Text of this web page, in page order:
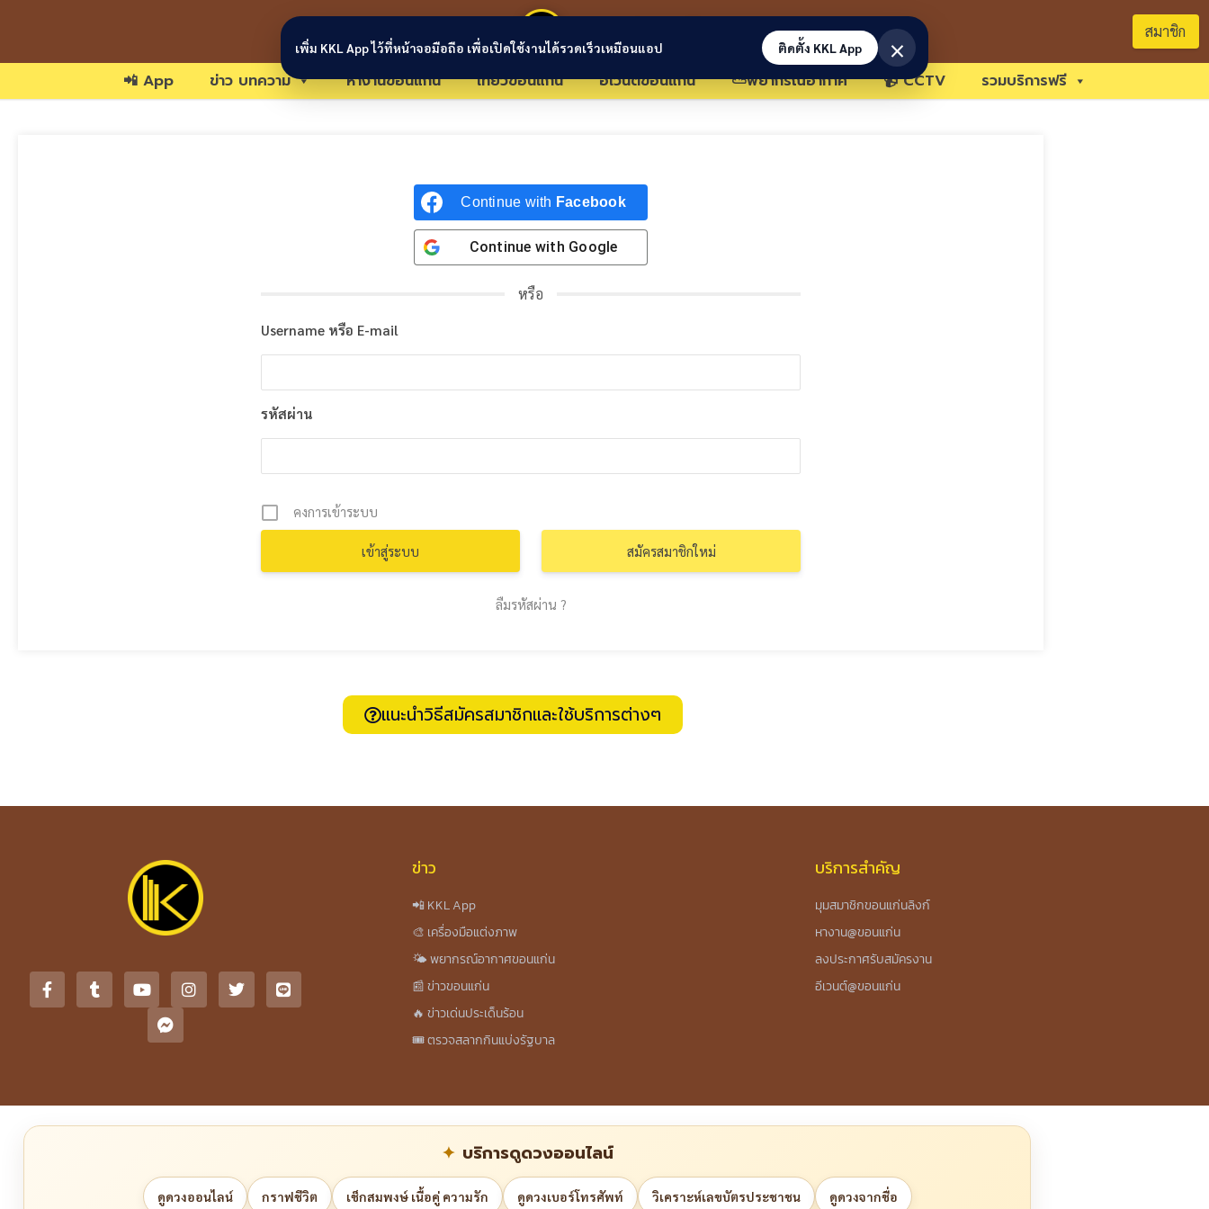
สมาชิก
📲 App ข่าว บทความ หางานขอนแก่น เที่ยวขอนแก่น อีเว้นต์ขอนแก่น ⛅พยากรณ์อากาศ 📹 CCTV รวมบริการฟรี
Continue with Facebook
Continue with Google
หรือ
Username หรือ E-mail
รหัสผ่าน
คงการเข้าระบบ
สมัครสมาชิกใหม่
ลืมรหัสผ่าน ?
แนะนำวิธีสมัครสมาชิกและใช้บริการต่างๆ
ข่าว
📲 KKL App
🎨 เครื่องมือแต่งภาพ
🌤️ พยากรณ์อากาศขอนแก่น
📰 ข่าวขอนแก่น
🔥 ข่าวเด่นประเด็นร้อน
🎟️ ตรวจสลากกินแบ่งรัฐบาล
บริการสำคัญ
มุมสมาชิกขอนแก่นลิงก์
หางาน@ขอนแก่น
ลงประกาศรับสมัครงาน
อีเวนต์@ขอนแก่น
บริการดูดวงออนไลน์
ดูดวงออนไลน์ กราฟชีวิต เช็กสมพงษ์ เนื้อคู่ ความรัก ดูดวงเบอร์โทรศัพท์ วิเคราะห์เลขบัตรประชาชน ดูดวงจากชื่อ
เพิ่ม KKL App ไว้ที่หน้าจอมือถือ เพื่อเปิดใช้งานได้รวดเร็วเหมือนแอป ติดตั้ง KKL App ×